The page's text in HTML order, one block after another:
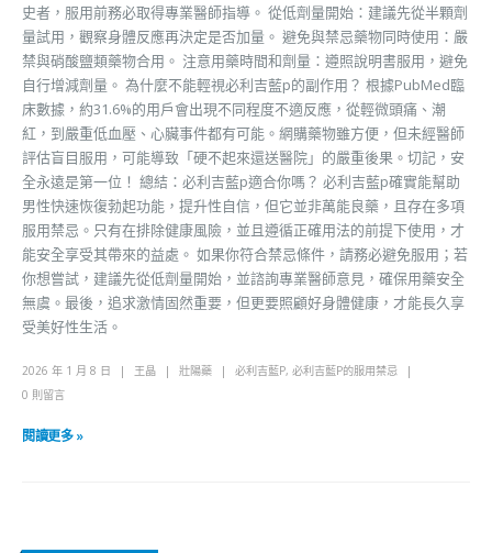
史者，服用前務必取得專業醫師指導。 從低劑量開始：建議先從半顆劑
量試用，觀察身體反應再決定是否加量。 避免與禁忌藥物同時使用：嚴
禁與硝酸鹽類藥物合用。 注意用藥時間和劑量：遵照說明書服用，避免
自行增減劑量。 為什麼不能輕視必利吉藍p的副作用？ 根據PubMed臨
床數據，約31.6%的用戶會出現不同程度不適反應，從輕微頭痛、潮
紅，到嚴重低血壓、心臟事件都有可能。網購藥物雖方便，但未經醫師
評估盲目服用，可能導致「硬不起來還送醫院」的嚴重後果。切記，安
全永遠是第一位！ 總結：必利吉藍p適合你嗎？ 必利吉藍p確實能幫助
男性快速恢復勃起功能，提升性自信，但它並非萬能良藥，且存在多項
服用禁忌。只有在排除健康風險，並且遵循正確用法的前提下使用，才
能安全享受其帶來的益處。 如果你符合禁忌條件，請務必避免服用；若
你想嘗試，建議先從低劑量開始，並諮詢專業醫師意見，確保用藥安全
無虞。最後，追求激情固然重要，但更要照顧好身體健康，才能長久享
受美好性生活。
2026 年 1 月 8 日 王晶 壯陽藥 必利吉藍P, 必利吉藍P的服用禁忌
0 則留言
閱讀更多 »